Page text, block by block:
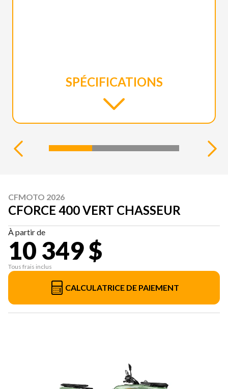
SPÉCIFICATIONS
CFMOTO 2026
CFORCE 400 VERT CHASSEUR
À partir de
10 349 $
Tous frais inclus
CALCULATRICE DE PAIEMENT